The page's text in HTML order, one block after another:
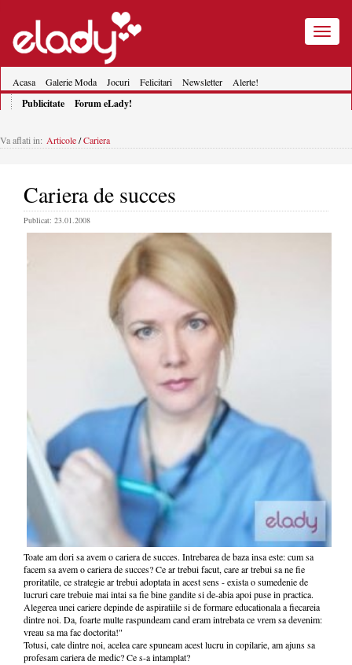
Toggle
Acasa Galerie Moda Jocuri Felicitari Newsletter Alerte!
Publicitate Forum eLady!
Va aflati in: Articole/Cariera
Cariera de succes
Publicat: 23.01.2008
Toate am dori sa avem o cariera de succes. Intrebarea de baza insa este: cum sa
facem sa avem o cariera de succes? Ce ar trebui facut, care ar trebui sa ne fie
proritatile, ce strategie ar trebui adoptata in acest sens - exista o sumedenie de
lucruri care trebuie mai intai sa fie bine gandite si de-abia apoi puse in practica.
Alegerea unei cariere depinde de aspiratiile si de formare educationala a fiecareia
dintre noi. Da, foarte multe raspundeam cand eram intrebata ce vrem sa devenim:
vreau sa ma fac doctorita!"
Totusi, cate dintre noi, acelea care spuneam acest lucru in copilarie, am ajuns sa
profesam cariera de medic? Ce s-a intamplat?